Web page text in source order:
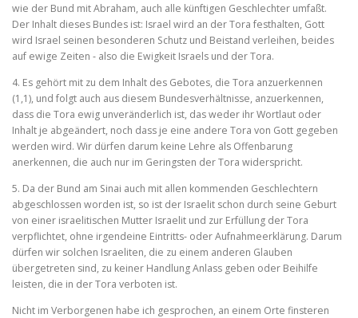
wie der Bund mit Abraham, auch alle künftigen Geschlechter umfaßt.
Der Inhalt dieses Bundes ist: Israel wird an der Tora festhalten, Gott
wird Israel seinen besonderen Schutz und Beistand verleihen, beides
auf ewige Zeiten ‑ also die Ewigkeit Israels und der Tora.
4. Es gehört mit zu dem Inhalt des Gebotes, die Tora anzuerkennen
(1,1), und folgt auch aus diesem Bundesverhältnisse, anzuerkennen,
dass die Tora ewig unveränderlich ist, das weder ihr Wortlaut oder
Inhalt je abgeändert, noch dass je eine andere Tora von Gott gegeben
werden wird. Wir dürfen darum keine Lehre als Offenbarung
anerkennen, die auch nur im Geringsten der Tora widerspricht.
5. Da der Bund am Sinai auch mit allen kommenden Geschlechtern
abgeschlossen worden ist, so ist der Israelit schon durch seine Geburt
von einer israelitischen Mutter Israelit und zur Erfüllung der Tora
verpflichtet, ohne irgendeine Eintritts‑ oder Aufnahmeerklärung. Darum
dürfen wir solchen Israeliten, die zu einem anderen Glauben
übergetreten sind, zu keiner Handlung Anlass geben oder Beihilfe
leisten, die in der Tora verboten ist.
Nicht im Verborgenen habe ich gesprochen, an einem Orte finsteren